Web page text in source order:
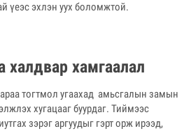
үеэс эхлэн уух боломжтой.
халдвар хамгаалал
тогтмол угаахад амьсгалын замын
хугацааг буурдаг. Тиймээс
зэрэг аргуудыг гэрт орж ирээд,